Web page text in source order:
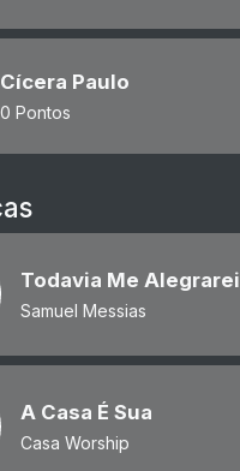
Cícera Paulo
0 Pontos
Todavia Me Alegrarei
Samuel Messias
A Casa É Sua
Casa Worship